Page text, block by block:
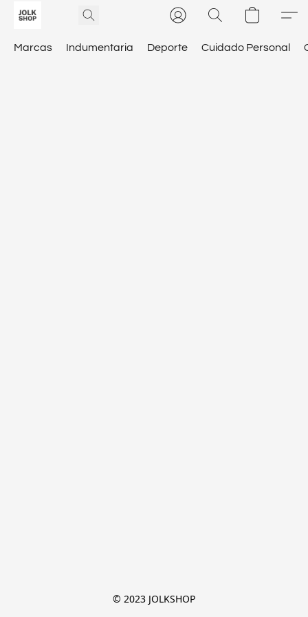
Marcas Indumentaria Deporte Cuidado Personal
© 2023 JOLKSHOP